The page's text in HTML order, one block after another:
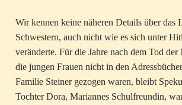
Wir kennen keine näheren Details über das
Schwestern, auch nicht wie es sich unter
veränderte. Für die Jahre nach dem Tod
die jungen Frauen nicht in den
Familie Steiner gezogen waren, bleibt
Tochter Dora, Mariannes Schulfreundin,